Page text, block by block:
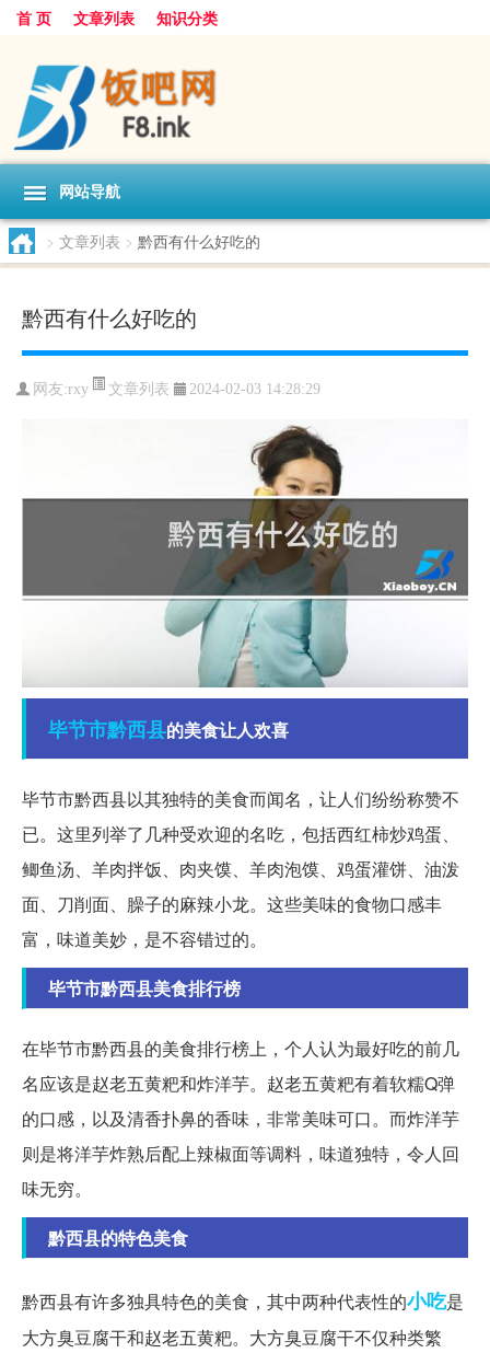
首 页 文章列表 知识分类
网站导航
> 文章列表 > 黔西有什么好吃的
黔西有什么好吃的
网友:rxy 文章列表 2024-02-03 14:28:29
毕节市黔西县的美食让人欢喜
毕节市黔西县以其独特的美食而闻名，让人们纷纷称赞不
已。这里列举了几种受欢迎的名吃，包括西红柿炒鸡蛋、
鲫鱼汤、羊肉拌饭、肉夹馍、羊肉泡馍、鸡蛋灌饼、油泼
面、刀削面、臊子的麻辣小龙。这些美味的食物口感丰
富，味道美妙，是不容错过的。
毕节市黔西县美食排行榜
在毕节市黔西县的美食排行榜上，个人认为最好吃的前几
名应该是赵老五黄粑和炸洋芋。赵老五黄粑有着软糯Q弹
的口感，以及清香扑鼻的香味，非常美味可口。而炸洋芋
则是将洋芋炸熟后配上辣椒面等调料，味道独特，令人回
味无穷。
黔西县的特色美食
黔西县有许多独具特色的美食，其中两种代表性的小吃是
大方臭豆腐干和赵老五黄粑。大方臭豆腐干不仅种类繁